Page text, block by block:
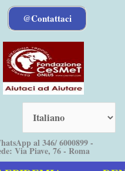
@Contattaci
al 346/ 6000899 -
Via Piave, 76 - Roma